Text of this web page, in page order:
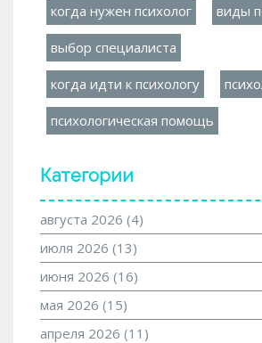
когда нужен психолог виды
выбор специалиста
когда идти к психологу
психологическая помощь
Категории
августа 2026 (4)
июля 2026 (13)
июня 2026 (16)
мая 2026 (15)
апреля 2026 (11)